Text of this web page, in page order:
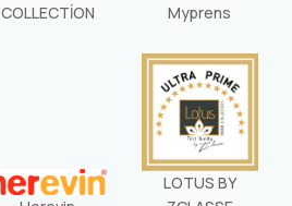
COLLECTİON
Myprens
LOTUS BY